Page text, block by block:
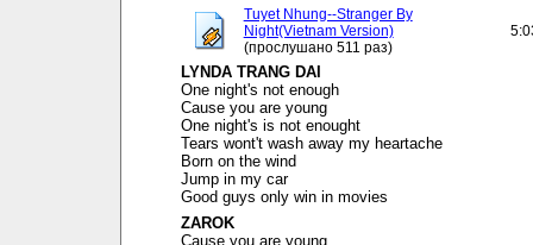
Tuyet Nhung--Stranger By
Night(Vietnam Version)
(прослушано 511 раз)
LYNDA TRANG DAI
One night's not enough
Cause you are young
One night's is not enought
Tears wont't wash away my heartache
Born on the wind
Jump in my car
Good guys only win in movies
ZAROK
Cause you are young